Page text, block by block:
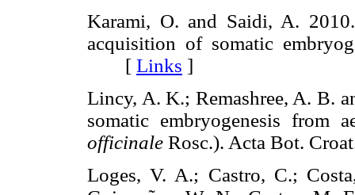
Karami, O. and Saidi, A.
acquisition of somatic
[ Links ]
Lincy, A. K.; Remashree, A. B.
somatic embryogenesis from
officinale Rosc.). Acta Bot.
Loges, V. A.; Castro, C.;